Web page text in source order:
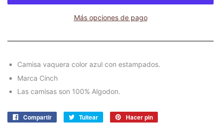
Más opciones de pago
Camisa vaquera color azul con estampados.
Marca Cinch
Las camisas son 100% Algodon.
Compartir
CompartirTuitear
Tuitear Hacer pin